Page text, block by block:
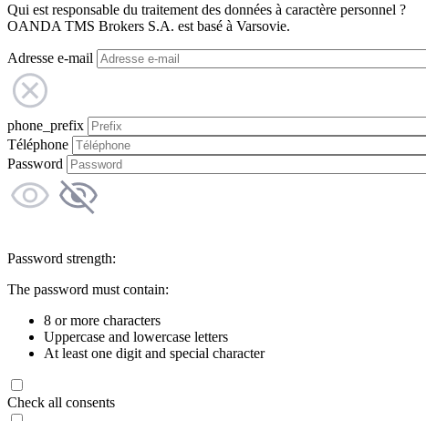
Qui est responsable du traitement des données à caractère personnel ?
OANDA TMS Brokers S.A. est basé à Varsovie.
Adresse e-mail
phone_prefix
Téléphone
Password
Password strength:
The password must contain:
8 or more characters
Uppercase and lowercase letters
At least one digit and special character
Check all consents